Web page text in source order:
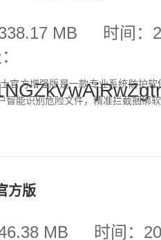
MB
时间：
官方增强版是一款专业系统防护
智能识别危险文件，精准拦截捆绑
方版
MB
时间：